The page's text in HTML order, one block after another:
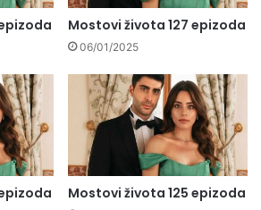
Mostovi života 127 epizoda
06/01/2025
Mostovi života 125 epizoda